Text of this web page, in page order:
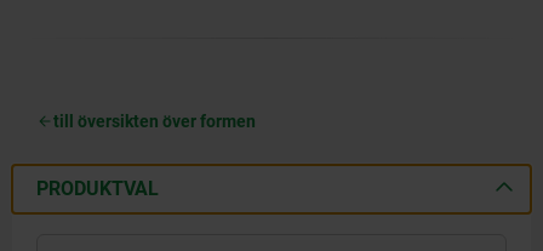
till översikten över formen
PRODUKTVAL